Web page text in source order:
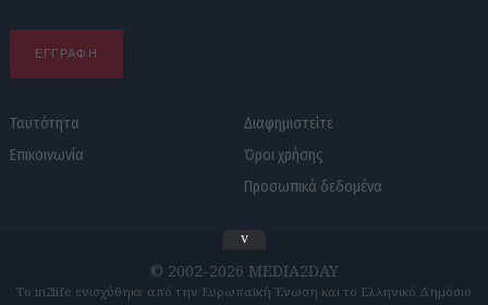
ΕΓΓΡΑΦΗ
Ταυτότητα
Επικοινωνία
Διαφημιστείτε
Όροι χρήσης
Προσωπικά δεδομένα
© 2002-2026 MEDIA2DAY
Το in2life ενισχύθηκε από την Ευρωπαϊκή Ένωση και το Ελληνικό Δημόσιο
v